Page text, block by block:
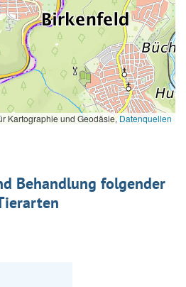
Kartographie und Geodäsie,Datenquellen
Behandlung folgender